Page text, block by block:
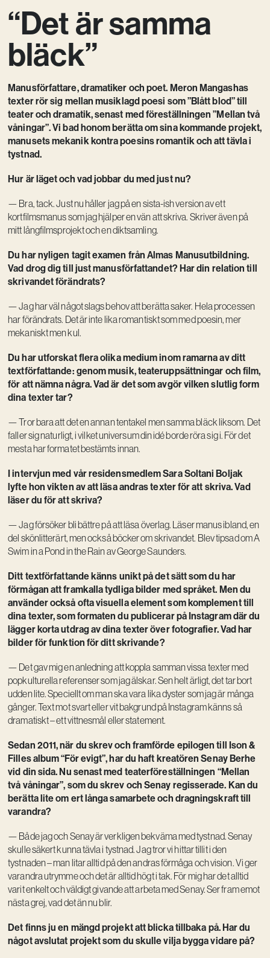
Kreativ utveckling
Vision
Kontakt
“Det är samma
bläck”
Manusförfattare, dramatiker och poet. Meron Mangashas
texter rör sig mellan musiklagd poesi som ”Blått blod” till
teater och dramatik, senast med föreställningen ”Mellan två
våningar”. Vi bad honom berätta om sina kommande projekt,
manusets mekanik kontra poesins romantik och att tävla i
tystnad.
Hur är läget och vad jobbar du med just nu?
— Bra, tack. Just nu håller jag på en sista-ish version av ett
kortfilmsmanus som jag hjälper en vän att skriva. Skriver även på
mitt långfilmsprojekt och en diktsamling.
Du har nyligen tagit examen från Almas Manusutbildning.
Vad drog dig till just manusförfattandet? Har din relation till
skrivandet förändrats?
— Jag har väl något slags behov att berätta saker. Hela processen
har förändrats. Det är inte lika romantiskt som med poesin, mer
mekaniskt men kul.
Du har utforskat flera olika medium inom ramarna av ditt
textförfattande: genom musik, teateruppsättningar och film,
för att nämna några. Vad är det som avgör vilken slutlig form
dina texter tar?
— Tror bara att det en annan tentakel men samma bläck liksom. Det
faller sig naturligt, i vilket universum din idé borde röra sig i. För det
mesta har formatet bestämts innan.
I intervjun med vår residensmedlem Sara Soltani Boljak
lyfte hon vikten av att läsa andras texter för att skriva. Vad
läser du för att skriva?
— Jag försöker bli bättre på att läsa överlag. Läser manus ibland, en
del skönlitterärt, men också böcker om skrivandet. Blev tipsad om A
Swim in a Pond in the Rain av George Saunders.
Ditt textförfattande känns unikt på det sätt som du har
förmågan att framkalla tydliga bilder med språket. Men du
använder också ofta visuella element som komplement till
dina texter, som formaten du publicerar på Instagram där du
lägger korta utdrag av dina texter över fotografier. Vad har
bilder för funktion för ditt skrivande?
— Det gav mig en anledning att koppla samman vissa texter med
popkulturella referenser som jag älskar. Sen helt ärligt, det tar bort
udden lite. Speciellt om man ska vara lika dyster som jag är många
gånger. Text mot svart eller vit bakgrund på Instagram känns så
dramatiskt – ett vittnesmål eller statement.
Sedan 2011, när du skrev och framförde epilogen till Ison &
Filles album “För evigt”, har du haft kreatören Senay Berhe
vid din sida. Nu senast med teaterföreställningen “Mellan
två våningar”, som du skrev och Senay regisserade. Kan du
berätta lite om ert långa samarbete och dragningskraft till
varandra?
— Både jag och Senay är verkligen bekväma med tystnad. Senay
skulle säkert kunna tävla i tystnad. Jag tror vi hittar tillit i den
tystnaden – man litar alltid på den andras förmåga och vision. Vi ger
varandra utrymme och det är alltid högt i tak. För mig har det alltid
varit enkelt och väldigt givande att arbeta med Senay. Ser fram emot
nästa grej, vad det än nu blir.
Det finns ju en mängd projekt att blicka tillbaka på. Har du
något avslutat projekt som du skulle vilja bygga vidare på?